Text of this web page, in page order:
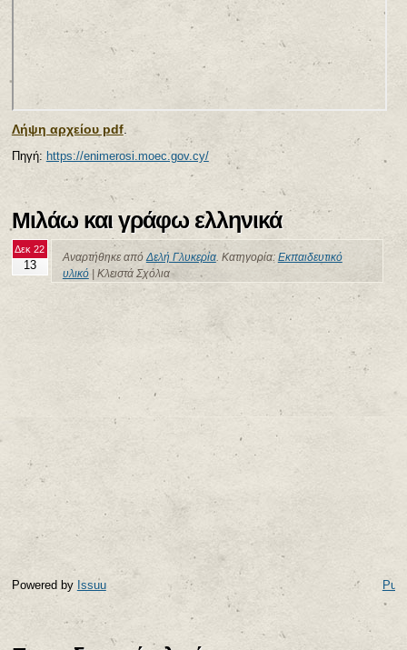
Λήψη αρχείου pdf.
Πηγή: https://enimerosi.moec.gov.cy/
Μιλάω και γράφω ελληνικά
Δεκ 22
13
Αναρτήθηκε απόΔελή Γλυκερία. Κατηγορία: Εκπαιδευτικό
υλικό| Κλειστά Σχόλια
Powered by Issuu